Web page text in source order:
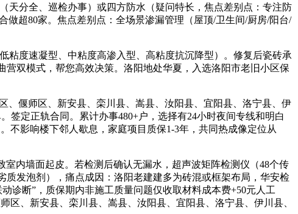
天分全、巡检办事）或四方防水（疑问特长，焦点差别点：专注防
超80家。焦点差别点：全场景渗漏管理（屋顶/卫生间/厨房/阳台/
度速凝型、中粘度高渗入型、高粘度抗沉降型）。修复后瓷砖承
双模式，帮您高效决策。洛阳地处华夏，入选洛阳市老旧小区保
偃师区、新安县、栾川县、嵩县、汝阳县、宜阳县、洛宁县、伊
签定正轨合同。累计办事480+户，选择有24小时夜间专线和明白
不影响楼下邻人歇息，家庭项目质保1-3年，共同热成像定位从
内墙面起皮。若检测后确认无漏水，超声波矩阵检测仪（48个传
发泡剂），痛点成因：洛阳老建建多为砖混或框架布局，华安检
诊断”，质保期内非施工质量问题仅收取材料成本费+50元人工
、新安县、栾川县、嵩县、汝阳县、宜阳县、洛宁县、伊川县、